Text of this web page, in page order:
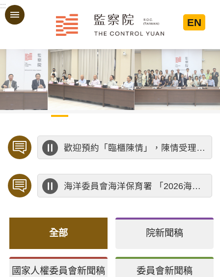
跳到主要內容區塊
:::
EN
歡迎預約「臨櫃陳情」，陳情受理中心將優先排定人員與您接談，釐清案情爭點後收案處理，以節省您的寶貴時間。
海洋委員會海洋保育署 「2026海洋保育創意短影音競賽」活動
全部 院新聞稿
國家人權委員會新聞稿 委員會新聞稿